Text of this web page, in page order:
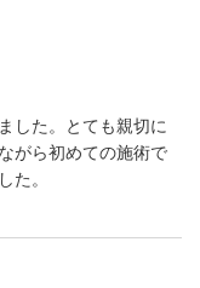
した。とても親切に
がら初めての施術で
た。